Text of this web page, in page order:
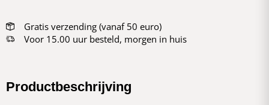
Gratis verzending (vanaf 50 euro)
Voor 15.00 uur besteld, morgen in huis
Productbeschrijving